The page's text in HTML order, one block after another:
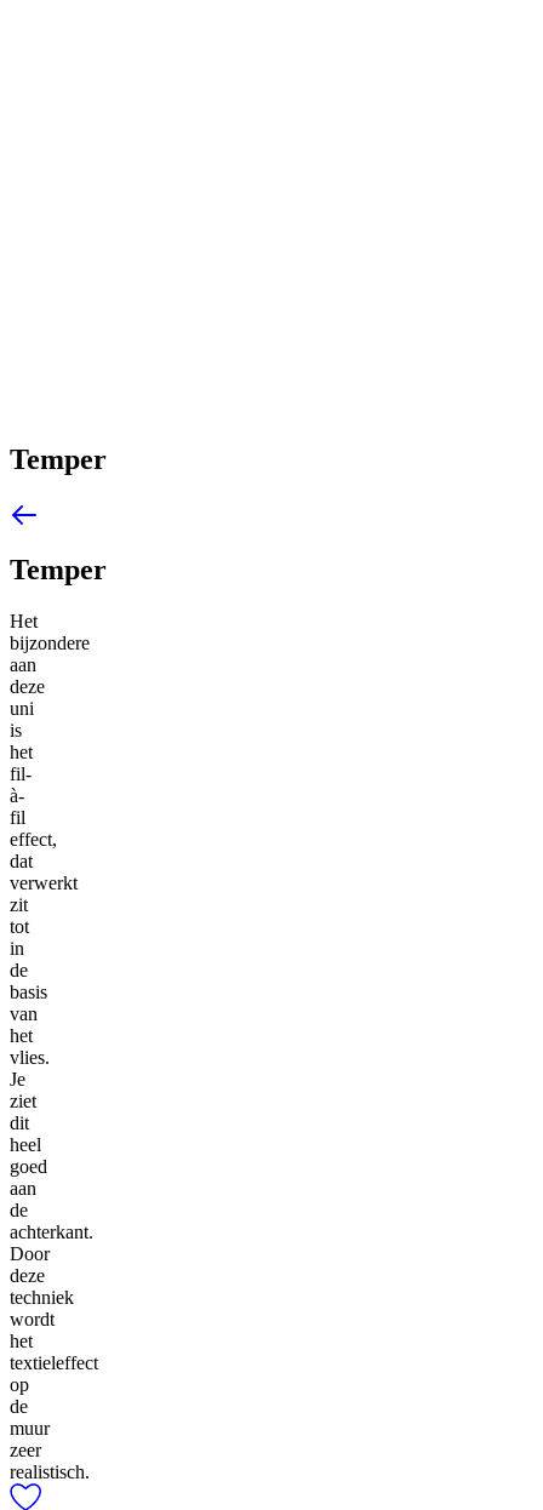
Temper
Temper
Het
bijzondere
aan
deze
uni
is
het
fil-
à-
fil
effect,
dat
verwerkt
zit
tot
in
de
basis
van
het
vlies.
Je
ziet
dit
heel
goed
aan
de
achterkant.
Door
deze
techniek
wordt
het
textieleffect
op
de
muur
zeer
realistisch.